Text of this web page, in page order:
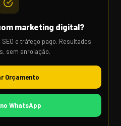
marketing digital?
e tráfego pago. Resultados
sem enrolação.
Orçamento
WhatsApp